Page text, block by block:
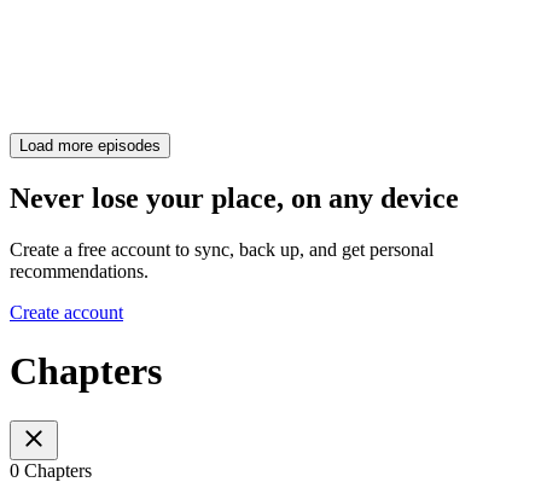
Load more episodes
Never lose your place, on any device
Create a free account to sync, back up, and get personal
recommendations.
Create account
Chapters
0 Chapters